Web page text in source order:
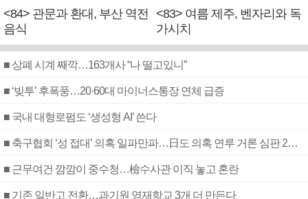
<84> 관문과 환대, 부산 역전
음식
<83> 여름 제주, 벤자리와 독
가시치
■ 상폐 시계 째깍…163개사 “나 떨고있니”
■ ‘빚투’ 후폭풍…20·60대 마이너스통장 연체 급증
■ 국내 대형로펌도 ‘생성형 AI’ 쓴다
■ 축구협회 ‘성 접대’ 의혹 일파만파…日도 의혹 연루 거론 심판 2명 조사
■ 근무여건 깜깜이 중수청…檢수사관 이직 놓고 혼란
■ 기존 일반고 전환…과기원 영재학교 3개 더 만든다